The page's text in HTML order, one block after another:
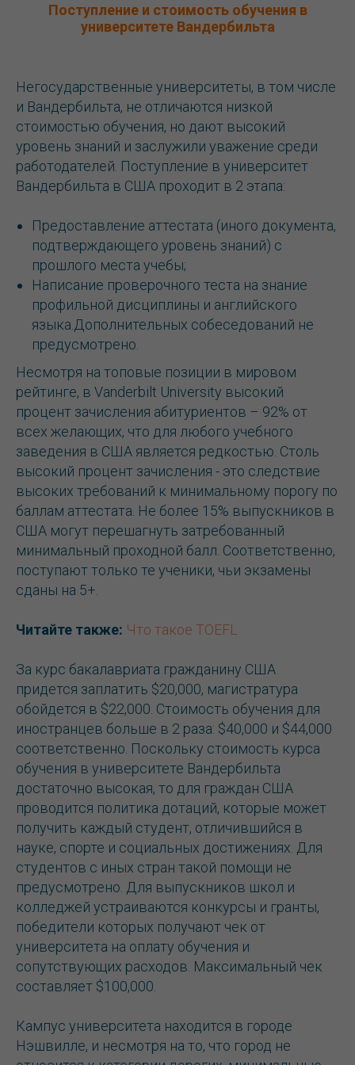
Поступление и стоимость обучения в
университете Вандербильта
Негосударственные университеты, в том числе
и Вандербильта, не отличаются низкой
стоимостью обучения, но дают высокий
уровень знаний и заслужили уважение среди
работодателей. Поступление в университет
Вандербильта в США проходит в 2 этапа:
Предоставление аттестата (иного документа,
подтверждающего уровень знаний) с
прошлого места учебы;
Написание проверочного теста на знание
профильной дисциплины и английского
языка.Дополнительных собеседований не
предусмотрено.
Несмотря на топовые позиции в мировом
рейтинге, в Vanderbilt University высокий
процент зачисления абитуриентов – 92% от
всех желающих, что для любого учебного
заведения в США является редкостью. Столь
высокий процент зачисления - это следствие
высоких требований к минимальному порогу по
баллам аттестата. Не более 15% выпускников в
США могут перешагнуть затребованный
минимальный проходной балл. Соответственно,
поступают только те ученики, чьи экзамены
сданы на 5+.
Читайте также: Что такое TOEFL
За курс бакалавриата гражданину США
придется заплатить $20,000, магистратура
обойдется в $22,000. Стоимость обучения для
иностранцев больше в 2 раза: $40,000 и $44,000
соответственно. Поскольку стоимость курса
обучения в университете Вандербильта
достаточно высокая, то для граждан США
проводится политика дотаций, которые может
получить каждый студент, отличившийся в
науке, спорте и социальных достижениях. Для
студентов с иных стран такой помощи не
предусмотрено. Для выпускников школ и
колледжей устраиваются конкурсы и гранты,
победители которых получают чек от
университета на оплату обучения и
сопутствующих расходов. Максимальный чек
составляет $100,000.
Кампус университета находится в городе
Нэшвилле, и несмотря на то, что город не